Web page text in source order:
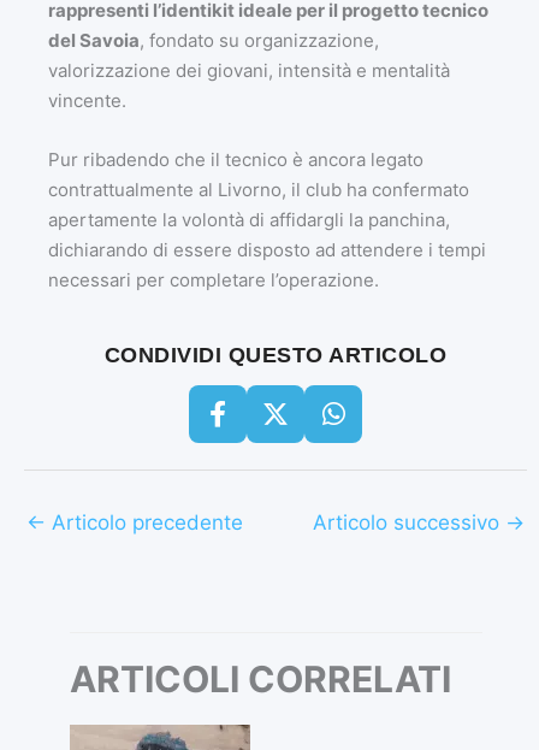
rappresenti l’identikit ideale per il progetto tecnico
del Savoia, fondato su organizzazione,
valorizzazione dei giovani, intensità e mentalità
vincente.
Pur ribadendo che il tecnico è ancora legato
contrattualmente al Livorno, il club ha confermato
apertamente la volontà di affidargli la panchina,
dichiarando di essere disposto ad attendere i tempi
necessari per completare l’operazione.
CONDIVIDI QUESTO ARTICOLO
← Articolo precedente Articolo successivo →
ARTICOLI CORRELATI